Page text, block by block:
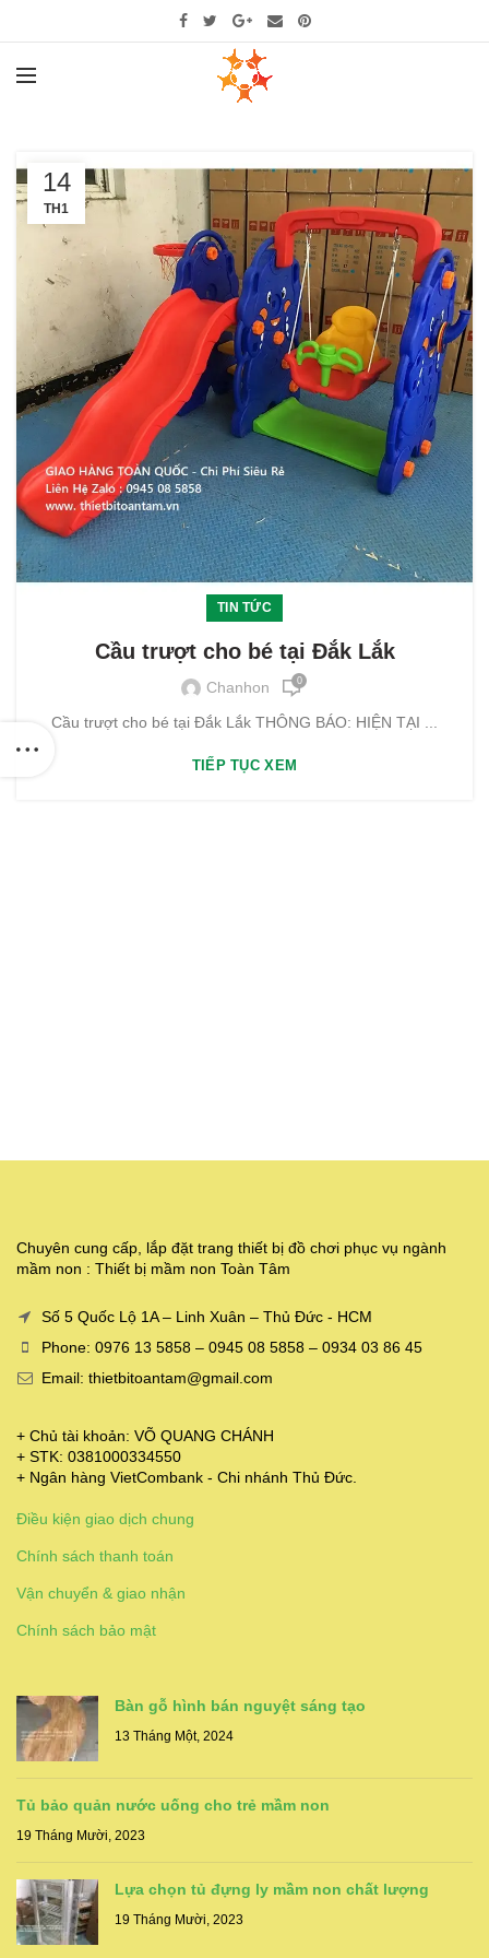
14
TH1
TIN TỨC
Cầu trượt cho bé tại Đắk Lắk
Chanhon 0
Cầu trượt cho bé tại Đắk Lắk THÔNG BÁO: HIỆN TẠI ...
TIẾP TỤC XEM
Chuyên cung cấp, lắp đặt trang thiết bị đồ chơi phục vụ ngành
mầm non : Thiết bị mầm non Toàn Tâm
Số 5 Quốc Lộ 1A – Linh Xuân – Thủ Đức - HCM
Phone: 0976 13 5858 – 0945 08 5858 – 0934 03 86 45
Email: thietbitoantam@gmail.com
+ Chủ tài khoản: VÕ QUANG CHÁNH
+ STK: 0381000334550
+ Ngân hàng VietCombank - Chi nhánh Thủ Đức.
Điều kiện giao dịch chung
Chính sách thanh toán
Vận chuyển & giao nhận
Chính sách bảo mật
Bàn gỗ hình bán nguyệt sáng tạo
13 Tháng Một, 2024
Tủ bảo quản nước uống cho trẻ mầm non
19 Tháng Mười, 2023
Lựa chọn tủ đựng ly mầm non chất lượng
19 Tháng Mười, 2023